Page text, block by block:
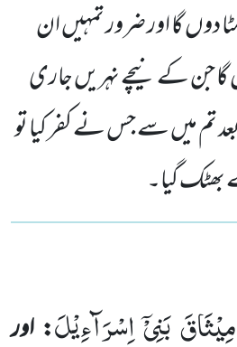
دوں گا اور ضرور تمہیں ان
جن کے نیچے نہریں جاری
تم میں سے جس نے کفر کیا تو
بھٹک گیا۔
بَنِیْۤ اِسْرَآءِیْلَ: اور